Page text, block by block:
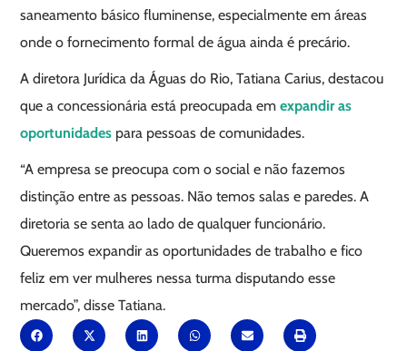
saneamento básico fluminense, especialmente em áreas
onde o fornecimento formal de água ainda é precário.
A diretora Jurídica da Águas do Rio, Tatiana Carius, destacou
que a concessionária está preocupada emexpandir as
oportunidades para pessoas de comunidades.
“A empresa se preocupa com o social e não fazemos
distinção entre as pessoas. Não temos salas e paredes. A
diretoria se senta ao lado de qualquer funcionário.
Queremos expandir as oportunidades de trabalho e fico
feliz em ver mulheres nessa turma disputando esse
mercado”, disse Tatiana.